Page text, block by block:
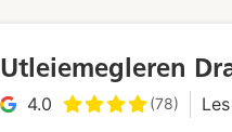
Utleiemegleren
4.0 (78)